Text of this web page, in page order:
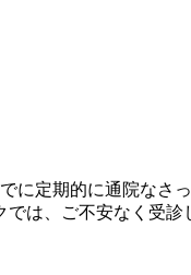
に定期的に通院なさ
は、ご不安なく受